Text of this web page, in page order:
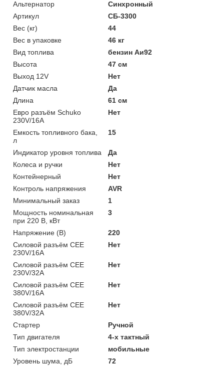
Альтернатор
Синхронный
Артикул
СБ-3300
Вес (кг)
44
Вес в упаковке
46 кг
Вид топлива
бензин Аи92
Высота
47 см
Выход 12V
Нет
Датчик масла
Да
Длина
61 см
Евро разъём Schuko
230V/16А
Нет
Емкость топливного бака,
л
15
Индикатор уровня топлива
Да
Колеса и ручки
Нет
Контейнерный
Нет
Контроль напряжения
AVR
Минимальный заказ
1
Мощность номинальная
при 220 В, кВт
3
Напряжение (В)
220
Силовой разъём CEE
230V/16A
Нет
Силовой разъём CEE
230V/32A
Нет
Силовой разъём CEE
380V/16A
Нет
Силовой разъём CEE
380V/32A
Нет
Стартер
Ручной
Тип двигателя
4-х тактный
Тип электростанции
мобильные
Уровень шума, дБ
72